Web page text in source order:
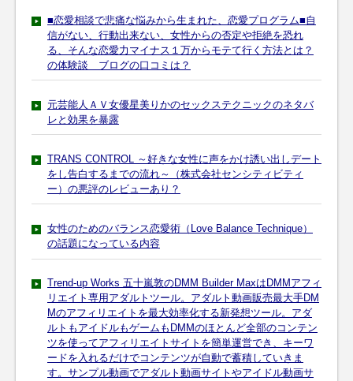
■恋愛相談で悲痛な悩みから生まれた、恋愛プログラム■自
信がない、行動出来ない、女性からの否定や拒絶を恐れ
る、そんな恋愛力マイナス１万からモテて行く方法とは？
の体験談 ブログの口コミは？
元芸能人ＡＶ女優星美りかのセックステクニックのネタバ
レと効果を暴露
TRANS CONTROL ～好きな女性に声をかけ誘い出しデート
をし告白するまでの流れ～（株式会社センシティビティ
ー）の悪評のレビューあり？
女性のためのバランス恋愛術（Love Balance Technique）
の話題になっている内容
Trend-up Works 五十嵐敦のDMM Builder MaxはDMMアフィ
リエイト専用アダルトツール。アダルト動画販売最大手DM
Mのアフィリエイトを最大効率化する新発想ツール。アダ
ルトもアイドルもゲームもDMMのほとんど全部のコンテン
ツを使ってアフィリエイトサイトを簡単運営でき、キーワ
ードを入れるだけでコンテンツが自動で蓄積していきま
す。サンプル動画でアダルト動画サイトやアイドル動画サ